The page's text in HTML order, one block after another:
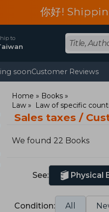
你好!
to
soonCustomer Reviews
Home
Books
Law
Law of specific
Sales taxes /
We found 22 Books
See: Physical
Condition: All